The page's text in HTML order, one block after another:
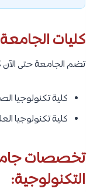
كليات
تضم الجامعة حتى
كلية تكنولوجيا
كلية تكنولوجيا
تخصصات
التكنولوجية: